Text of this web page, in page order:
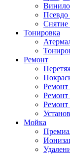
Псевдо
Снятие
Тонировка
Ремонт
Ремонт
Ремонт
Ремонт
Мойка